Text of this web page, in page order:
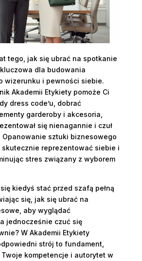
tego, jak się ubrać na spotkanie
dla budowania
wizerunku i pewności siebie.
Akademii Etykiety pomoże Ci
dress code’u, dobrać
garderoby i akcesoria,
się nienagannie i czuł
Opanowanie sztuki biznesowego
reprezentować siebie i
stres związany z wyborem
kiedyś stać przed szafą pełną
się, jak się ubrać na
aby wyglądać
jednocześnie czuć się
W Akademii Etykiety
strój to fundament,
kompetencje i autorytet w